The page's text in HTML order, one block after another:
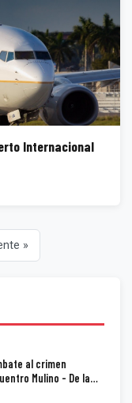
Internacional
»
al crimen
Mulino - De la